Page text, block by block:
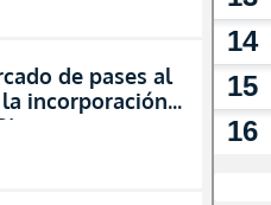
de pases al
incorporación